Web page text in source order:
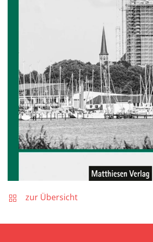
zur Übersicht